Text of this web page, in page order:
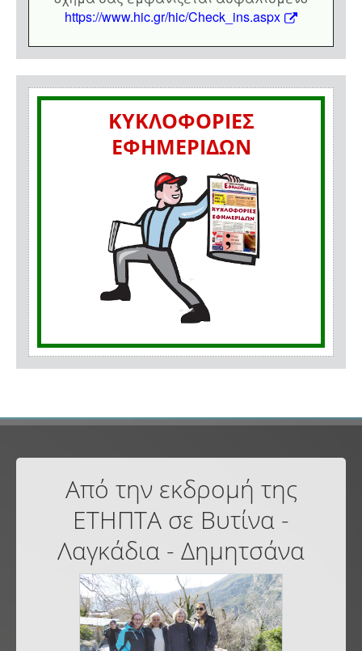
https://www.hic.gr/hic/Check_ins.aspx
ΚΥΚΛΟΦΟΡΙΕΣ
ΕΦΗΜΕΡΙΔΩΝ
Από την εκδρομή της
ΕΤΗΠΤΑ σε Βυτίνα -
Λαγκάδια - Δημητσάνα